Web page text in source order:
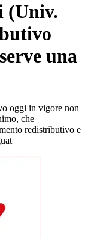
(Univ.
una
oggi in vigore non
che
redistributivo e